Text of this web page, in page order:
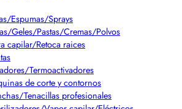
Espumas/Sprays
Geles/Pastas/Cremas/Polvos
capilar/Retoca raices
Termoactivadores
de corte y contornos
Tenacillas profesionales